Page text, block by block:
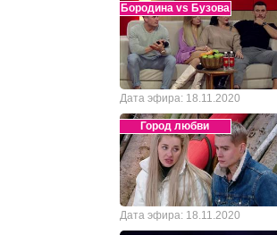
Бородина vs Бузова
Дата эфира: 18.11.2020
Город любви
Дата эфира: 18.11.2020